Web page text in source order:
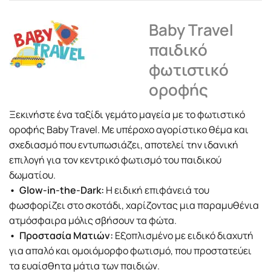
Baby Travel
παιδικό
φωτιστικό
οροφής
Ξεκινήστε ένα ταξίδι γεμάτο μαγεία με το φωτιστικό
οροφής Baby Travel. Με υπέροχο αγορίστικο θέμα και
σχεδιασμό που εντυπωσιάζει, αποτελεί την ιδανική
επιλογή για τον κεντρικό φωτισμό του παιδικού
δωματίου.
• Glow-in-the-Dark: Η ειδική επιφάνειά του
φωσφορίζει στο σκοτάδι, χαρίζοντας μια παραμυθένια
ατμόσφαιρα μόλις σβήσουν τα φώτα.
• Προστασία Ματιών: Εξοπλισμένο με ειδικό διαχυτή
για απαλό και ομοιόμορφο φωτισμό, που προστατεύει
τα ευαίσθητα μάτια των παιδιών.